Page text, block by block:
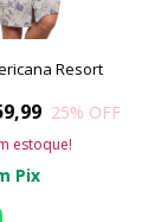
Resort
25% OFF
Pix
estoque!